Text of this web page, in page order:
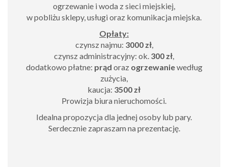
ogrzewanie i woda z sieci miejskiej,
w pobliżu sklepy, usługi oraz komunikacja miejska.
Opłaty:
czynsz najmu: 3000 zł,
czynsz administracyjny: ok. 300 zł,
dodatkowo płatne: prąd oraz ogrzewaniewedług
zużycia,
kaucja: 3500 zł
Prowizja biura nieruchomości.
Idealna propozycja dla jednej osoby lub pary.
Serdecznie zapraszam na prezentację.